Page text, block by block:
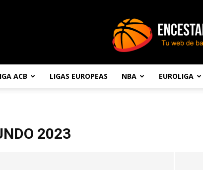
ACB LIGAS EUROPEAS NBA EUROLIGA
2023